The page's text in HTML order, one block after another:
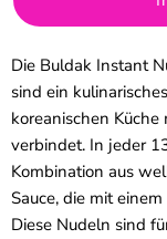
Die Buldak Instant
sind ein
koreanischen
verbindet. In jeder
Kombination aus
Sauce, die mit
Diese Nudeln sind